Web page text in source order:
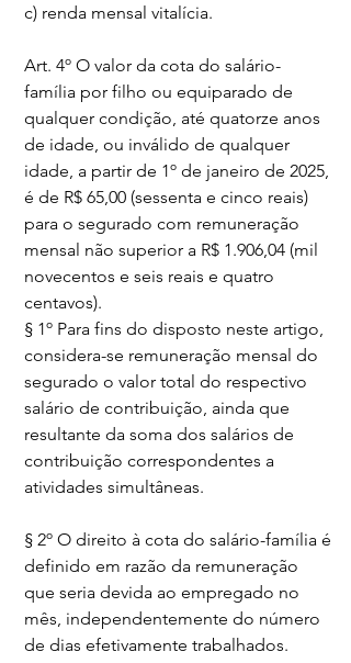
c) renda mensal vitalícia.
Art. 4º O valor da cota do salário-
família por filho ou equiparado de
qualquer condição, até quatorze anos
de idade, ou inválido de qualquer
idade, a partir de 1º de janeiro de 2025,
é de R$ 65,00 (sessenta e cinco reais)
para o segurado com remuneração
mensal não superior a R$ 1.906,04 (mil
novecentos e seis reais e quatro
centavos).
§ 1º Para fins do disposto neste artigo,
considera-se remuneração mensal do
segurado o valor total do respectivo
salário de contribuição, ainda que
resultante da soma dos salários de
contribuição correspondentes a
atividades simultâneas.
§ 2º O direito à cota do salário-família é
definido em razão da remuneração
que seria devida ao empregado no
mês, independentemente do número
de dias efetivamente trabalhados.